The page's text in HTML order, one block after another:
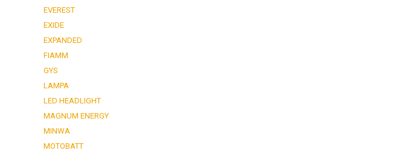
EVEREST
EXIDE
EXPANDED
FIAMM
GYS
LAMPA
LED HEADLIGHT
MAGNUM ENERGY
MINWA
MOTOBATT